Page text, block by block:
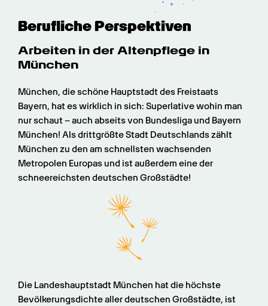
Berufliche Perspektiven
Arbeiten in der Altenpflege in
München
München, die schöne Hauptstadt des Freistaats
Bayern, hat es wirklich in sich: Superlative wohin man
nur schaut – auch abseits von Bundesliga und Bayern
München! Als drittgrößte Stadt Deutschlands zählt
München zu den am schnellsten wachsenden
Metropolen Europas und ist außerdem eine der
schneereichsten deutschen Großstädte!
Die Landeshauptstadt München hat die höchste
Bevölkerungsdichte aller deutschen Großstädte, ist